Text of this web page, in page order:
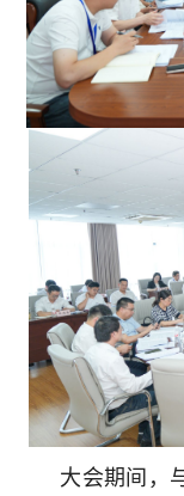
大会期间，